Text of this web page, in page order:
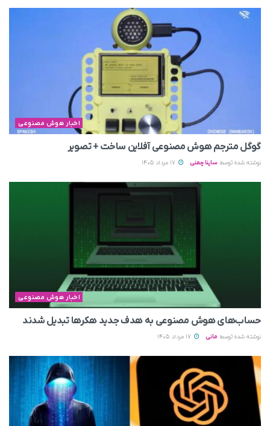
اخبار هوش مصنوعی
گوگل مترجم هوش مصنوعی آفلاین ساخت + تصویر
نوشته شده توسط ساینا چمنی
اخبار هوش مصنوعی
حساب‌های هوش مصنوعی به هدف جدید هکرها تبدیل شدند
نوشته شده توسط مانی